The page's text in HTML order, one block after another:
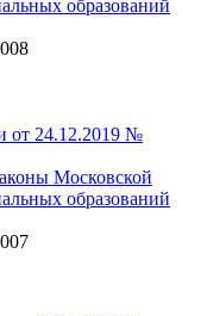
образований
от 24.12.2019 №
Московской
образований